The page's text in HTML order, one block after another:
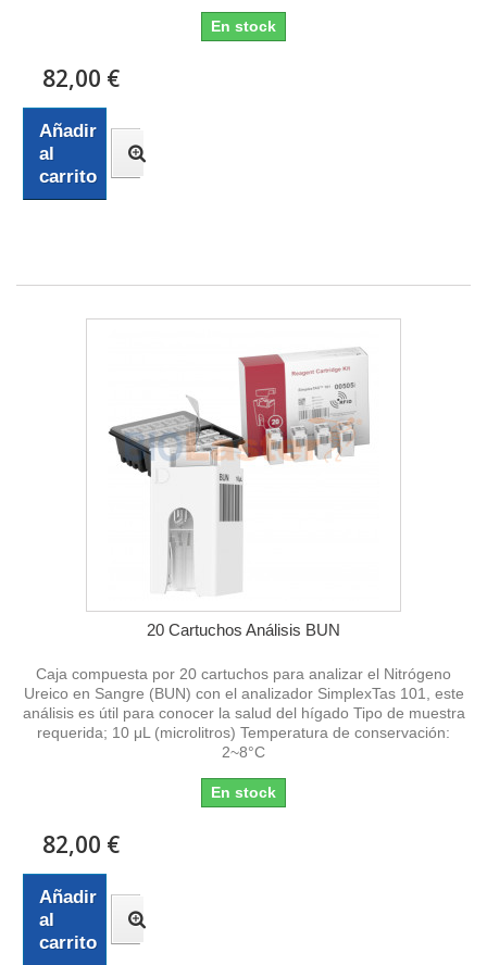
En stock
82,00 €
Añadir
al
carrito
20 Cartuchos Análisis BUN
Caja compuesta por 20 cartuchos para analizar el Nitrógeno
Ureico en Sangre (BUN) con el analizador SimplexTas 101, este
análisis es útil para conocer la salud del hígado Tipo de muestra
requerida; 10 μL (microlitros) Temperatura de conservación:
2~8°C
En stock
82,00 €
Añadir
al
carrito